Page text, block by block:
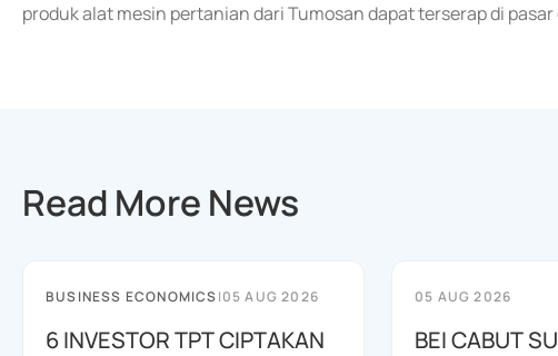
produk alat mesin pertanian dari Tumosan dapat terserap di
Read More News
BUSINESS ECONOMICS|05 AUG 2026
6 INVESTOR TPT CIPTAKAN
05 AUG 2026
BEI CABUT